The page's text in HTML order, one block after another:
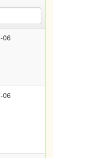
06
06